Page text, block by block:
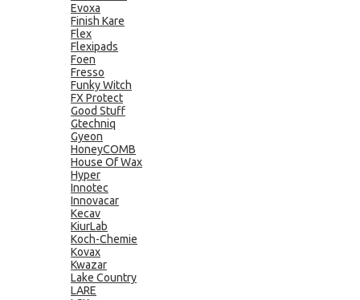
Evoxa
Finish Kare
Flex
Flexipads
Foen
Fresso
Funky Witch
FX Protect
Good Stuff
Gtechniq
Gyeon
HoneyCOMB
House Of Wax
Hyper
Innotec
Innovacar
Kecav
KiurLab
Koch-Chemie
Kovax
Kwazar
Lake Country
LARE